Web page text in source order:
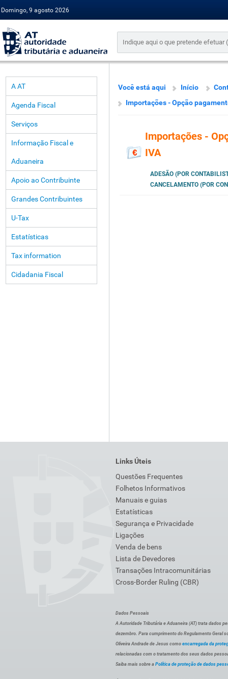
Domingo, 9 agosto 2026
A AT
Agenda Fiscal
Serviços
Informação Fiscal e
Aduaneira
Apoio ao Contribuinte
Grandes Contribuintes
U-Tax
Estatísticas
Tax information
Cidadania Fiscal
Você está aqui Início
Importações - Opção
Importações -
IVA
ADESÃO (POR
CANCELAMENTO (POR
Links Úteis
Questões Frequentes
Folhetos Informativos
Manuais e guias
Estatísticas
Segurança e Privacidade
Ligações
Venda de bens
Lista de Devedores
Transações Intracomunitárias
Cross-Border Ruling (CBR)
Dados Pessoais
A Autoridade Tributária e Aduaneira (AT) trata dados
dezembro. Para cumprimento do Regulamento Geral
Oliveira Andrade de Jesus como encarregada da
relacionadas com o tratamento dos seus dados
Saiba mais sobre a Política de proteção de dados